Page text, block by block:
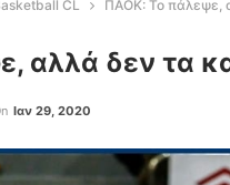
CL ΠΑΟΚ: Το πάλεψε,
αλλά δεν τα
Ιαν 29, 2020